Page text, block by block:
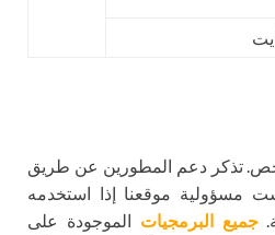
تذكر دعم المطورين عن طريق
مسؤولية موقعنا إذا استخدمه
جميع البرمجيات الموجودة على